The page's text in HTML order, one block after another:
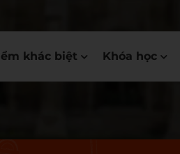
khác biệt Khóa học